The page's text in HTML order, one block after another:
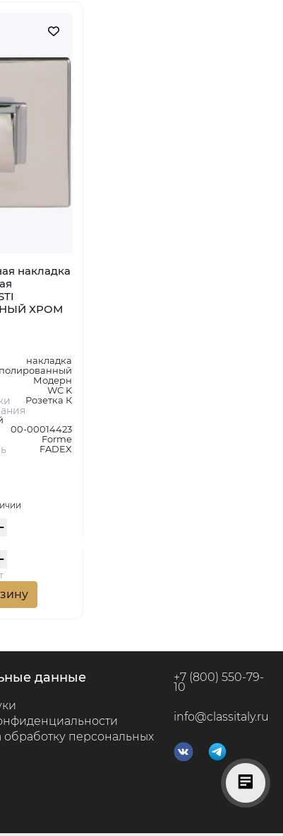
накладка
ХРОМ
накладка
Модерн
WC K
Розетка К
00-00014423
Forme
FADEX
данные
обработку персональных
+7 (800) 550-79-
10
info@classitaly.ru